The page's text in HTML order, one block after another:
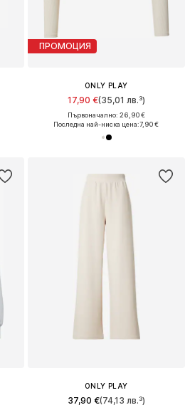
ПРОМОЦИЯ
ONLY PLAY
17,90 €(35,01 лв.³)
Първоначално: 26,90 €
Последна най-ниска цена:7,90 €
ONLY PLAY
37,90 €(74,13 лв.³)